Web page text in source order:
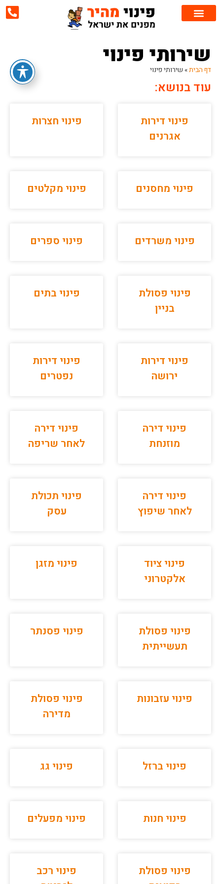
שירותי פינוי
דף הבית» שירותי פינוי
עוד בנושא:
פינוי דירות
אגרנים
פינוי חצרות
פינוי מחסנים פינוי מקלטים
פינוי משרדים פינוי ספרים
פינוי פסולת
בניין
פינוי בתים
פינוי דירות
ירושה
פינוי דירות
נפטרים
פינוי דירה
מוזנחת
פינוי דירה
לאחר שריפה
פינוי דירה
לאחר שיפוץ
פינוי תכולת
עסק
פינוי ציוד
אלקטרוני
פינוי מזגן
פינוי פסולת
תעשייתית
פינוי פסנתר
פינוי עזבונות
פינוי פסולת
מדירה
פינוי ברזל פינוי גג
פינוי חנות פינוי מפעלים
פינוי פסולת
פינוי רכב